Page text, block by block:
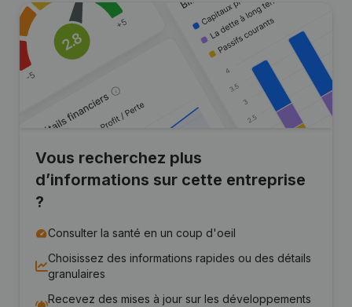
Vous recherchez plus
d’informations sur cette entreprise
?
Consulter la santé en un coup d'oeil
Choisissez des informations rapides ou des détails
granulaires
Recevez des mises à jour sur les développements